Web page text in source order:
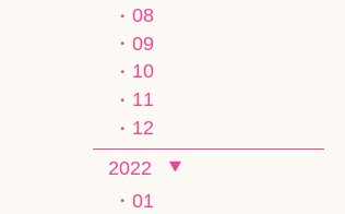
08
09
10
11
12
2022
01